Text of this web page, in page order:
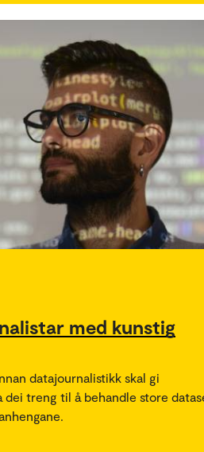
med kunstig
datajournalistikk skal gi
dei treng til å behandle store